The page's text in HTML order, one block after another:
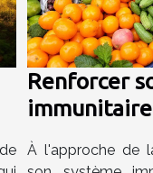
Renforcer
hivernale
clés
À l'approche de